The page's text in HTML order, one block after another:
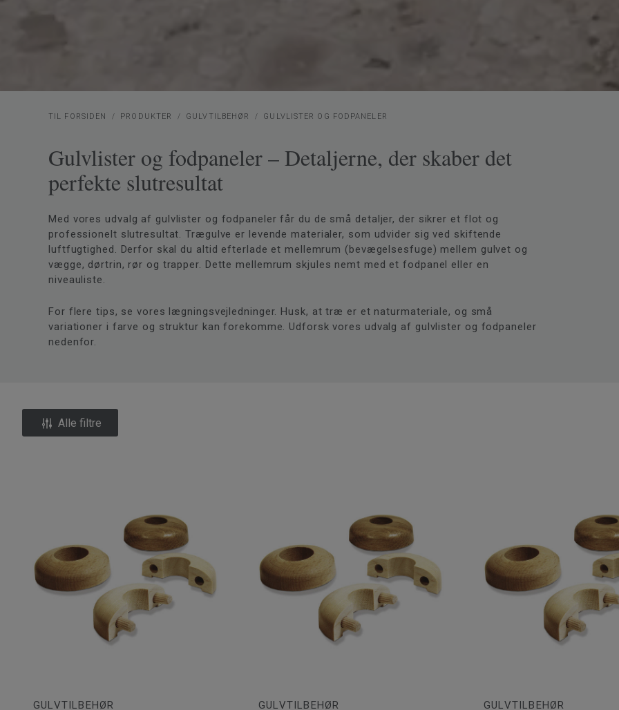
TIL FORSIDEN PRODUKTER GULVTILBEHØR GULVLISTER OG FODPANELER
Gulvlister og fodpaneler – Detaljerne, der skaber det
perfekte slutresultat
Med vores udvalg af gulvlister og fodpaneler får du de små detaljer, der sikrer et flot og
professionelt slutresultat. Trægulve er levende materialer, som udvider sig ved skiftende
luftfugtighed. Derfor skal du altid efterlade et mellemrum (bevægelsesfuge) mellem gulvet og
vægge, dørtrin, rør og trapper. Dette mellemrum skjules nemt med et fodpanel eller en
niveauliste.
For flere tips, se vores lægningsvejledninger. Husk, at træ er et naturmateriale, og små
variationer i farve og struktur kan forekomme. Udforsk vores udvalg af gulvlister og fodpaneler
nedenfor.
Alle filtre
GULVTILBEHØR GULVTILBEHØR GULVTILBEHØR